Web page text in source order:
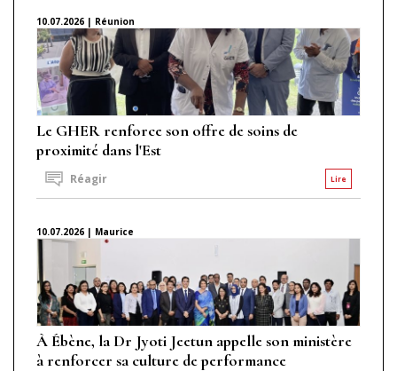
10.07.2026 | Réunion
Le GHER renforce son offre de soins de
proximité dans l'Est
Lire
Réagir
10.07.2026 | Maurice
À Ébène, la Dr Jyoti Jeetun appelle son ministère
à renforcer sa culture de performance